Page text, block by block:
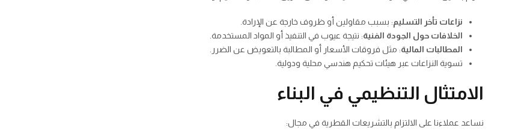
نزاعات تأخر التسليم: بسبب مقاولين أو ظروف خارجة عن الإرادة.
الخلافات حول الجودة الفنية: نتيجة عيوب في التنفيذ أو المواد المستخدمة.
المطالبات المالية: مثل فروقات الأسعار أو المطالبة بالتعويض عن الضرر.
تسوية النزاعات عبر هيئات تحكيم هندسي محلية ودولية.
الامتثال التنظيمي في البناء
نساعد عملاءنا على الالتزام بالتشريعات القطرية في مجال: